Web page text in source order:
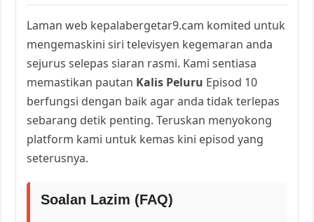
Laman web kepalabergetar9.cam komited untuk
mengemaskini siri televisyen kegemaran anda
sejurus selepas siaran rasmi. Kami sentiasa
memastikan pautan Kalis Peluru Episod 10
berfungsi dengan baik agar anda tidak terlepas
sebarang detik penting. Teruskan menyokong
platform kami untuk kemas kini episod yang
seterusnya.
Soalan Lazim (FAQ)